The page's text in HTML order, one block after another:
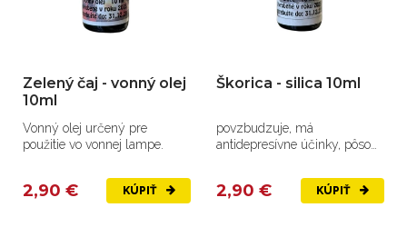
Zelený čaj - vonný olej
10ml
Vonný olej určený pre
použitie vo vonnej lampe.
2,90 € KÚPIŤ
Škorica - silica 10ml
povzbudzuje, má
antidepresívne účinky, pôsobí
2,90 € KÚPIŤ